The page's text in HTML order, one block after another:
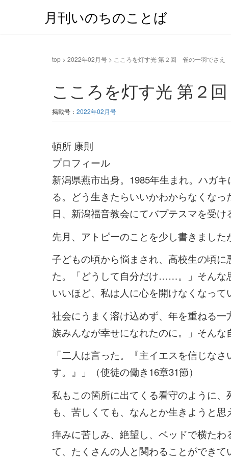
月刊いのちのことば
top > 2022年02月号 > こころを灯す光 第２回 雀の一羽でさえ
こころを灯す光 第２
掲載号： 2022年02月号
頓所 康則
プロフィール
新潟県燕市出身。1985年生まれ。ハガ
る。どう生きたらいいかわからなくな
日、新潟福音教会にてバプテスマを受け
先月、アトピーのことを少し書きました
子どもの頃から悩まされ、高校生の頃
た。「どうして自分だけ……。」そんな
いいほど、私は人に心を開けなくなって
社会にうまく溶け込めず、年を重ねる
族みんなが幸せになれたのに。」そんな
「二人は言った。『主イエスを信じな
す。』」（使徒の働き16章31節）
私もこの箇所に出てくる看守のように
も、苦しくても、なんとか生きようと思
痒みに苦しみ、絶望し、ベッドで横た
て、たくさんの人と関わることができ